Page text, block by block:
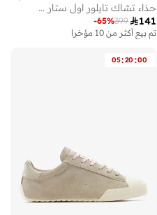
حذاء تشاك تايلور اول ستار موف
141
399
-65%
تم بيع أكثر من 10 مؤخرا
05:20 :00